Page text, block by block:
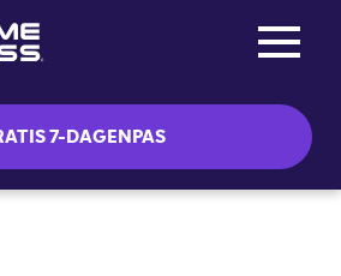
7-DAGENPAS